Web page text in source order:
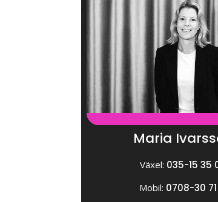
Maria
Växel: 035-15 35
Mobil: 0708-30 71